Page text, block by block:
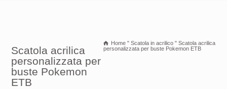
Scatola acrilica
personalizzata per
buste Pokemon
ETB
Home " Scatola in acrilico " Scatola acrilica
personalizzata per buste Pokemon ETB